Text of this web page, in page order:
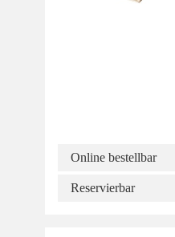
Online bestellbar
Reservierbar